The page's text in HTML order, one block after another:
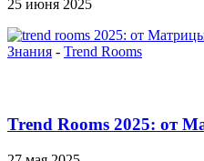
25 июня 2025
Знания - Trend Rooms
Trend Rooms 2025: от